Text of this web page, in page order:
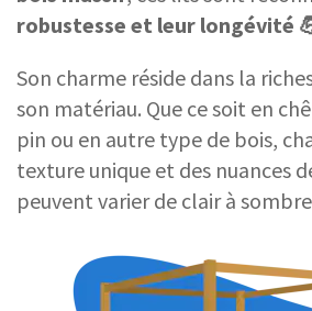
robustesse et leur longévité
Son charme réside dans la
son matériau. Que ce soit en
pin ou en autre type de bois,
texture unique et des nuances
peuvent varier de clair à